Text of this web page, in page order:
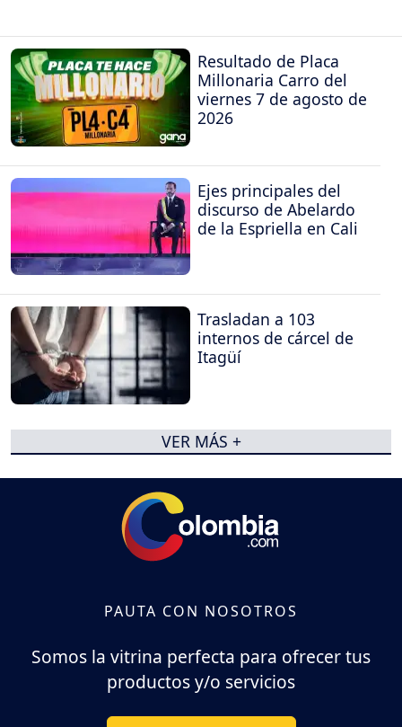
Resultado de Placa
Millonaria Carro del
viernes 7 de agosto de
2026
Ejes principales del
discurso de Abelardo
de la Espriella en Cali
Trasladan a 103
internos de cárcel de
Itagüí
VER MÁS +
PAUTA CON NOSOTROS
Somos la vitrina perfecta para ofrecer tus
productos y/o servicios